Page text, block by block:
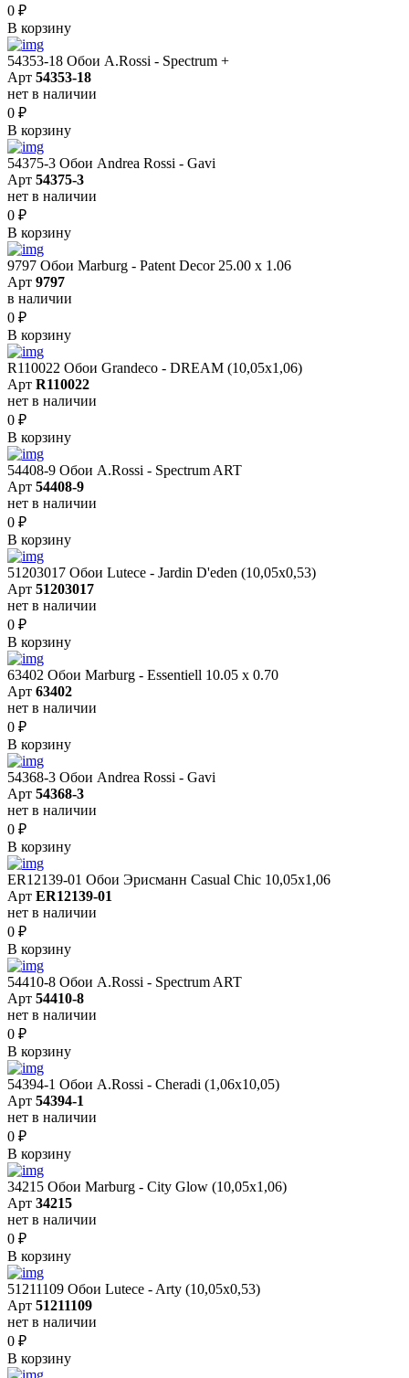
0 ₽
В корзину
54353-18 Обои A.Rossi - Spectrum +
Арт 54353-18
нет в наличии
0 ₽
В корзину
54375-3 Обои Andrea Rossi - Gavi
Арт 54375-3
нет в наличии
0 ₽
В корзину
9797 Обои Marburg - Patent Decor 25.00 х 1.06
Арт 9797
в наличии
0 ₽
В корзину
R110022 Обои Grandeco - DREAM (10,05х1,06)
Арт R110022
нет в наличии
0 ₽
В корзину
54408-9 Обои A.Rossi - Spectrum ART
Арт 54408-9
нет в наличии
0 ₽
В корзину
51203017 Обои Lutece - Jardin D'eden (10,05x0,53)
Арт 51203017
нет в наличии
0 ₽
В корзину
63402 Обои Marburg - Essentiell 10.05 х 0.70
Арт 63402
нет в наличии
0 ₽
В корзину
54368-3 Обои Andrea Rossi - Gavi
Арт 54368-3
нет в наличии
0 ₽
В корзину
ER12139-01 Обои Эрисманн Casual Chic 10,05x1,06
Арт ER12139-01
нет в наличии
0 ₽
В корзину
54410-8 Обои A.Rossi - Spectrum ART
Арт 54410-8
нет в наличии
0 ₽
В корзину
54394-1 Обои A.Rossi - Cheradi (1,06x10,05)
Арт 54394-1
нет в наличии
0 ₽
В корзину
34215 Обои Marburg - City Glow (10,05x1,06)
Арт 34215
нет в наличии
0 ₽
В корзину
51211109 Обои Lutece - Arty (10,05x0,53)
Арт 51211109
нет в наличии
0 ₽
В корзину